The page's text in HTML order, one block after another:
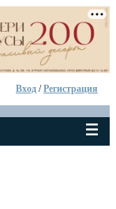
Вход /Регистрация